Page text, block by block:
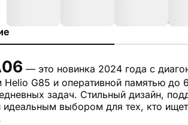
— это новинка 2024 года с
G85 и оперативной памятью до
задач. Стильный дизайн,
идеальным выбором для тех, кто